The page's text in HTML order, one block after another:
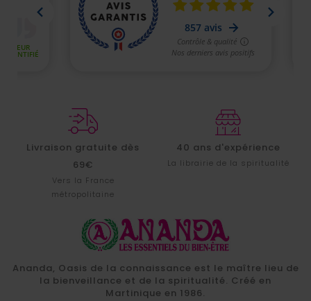
Livraison gratuite dès
69€
Vers la France
métropolitaine
40 ans d'expérience
La librairie de la spiritualité
Ananda, Oasis de la connaissance est le maître lieu de
la bienveillance et de la spiritualité. Créé en
Martinique en 1986.